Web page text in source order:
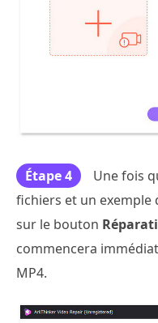
Étape 4
Une fois
fichiers et un exemple
sur le bouton
commencera
MP4.